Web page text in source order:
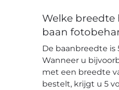
Welke breedte
baan
De baanbreedte is
Wanneer u
met een breedte
bestelt, krijgt u 5